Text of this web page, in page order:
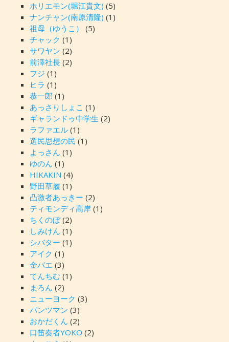
ホリエモン(堀江貴文) (5)
ナンチャン(南原清隆) (1)
祖母（ゆうこ）
(5)
チャック (1)
サワヤン (2)
前澤社長(2)
フジ (1)
ヒラ (1)
恭一郎 (1)
あっさりしょこ (1)
ギャランドゥ中学生 (2)
ラファエル(1)
選民思想の民 (1)
よっさん (1)
ゆのん (1)
HIKAKIN (4)
野田草履 (1)
凸激者あっきー (2)
ティモンディ高岸(1)
ちくのぼ(2)
しみけん (1)
シバター (1)
アイク (1)
金バエ (3)
てんちむ (1)
まろん (2)
ニューヨーク (3)
パンツマン (3)
おかだくん (2)
口笛奏者YOKO (2)